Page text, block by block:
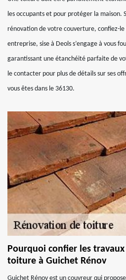
les occupants et pour protéger la maison.
rénovation de votre couverture, confiez-le
entreprise, sise à Deols s’engage à vous
garantissant une étanchéité parfaite de
le contacter pour plus de détails sur ses
vous êtes dans le 36130.
Pourquoi confier les
toiture à Guichet Rénov
Guichet Rénov est un couvreur qui